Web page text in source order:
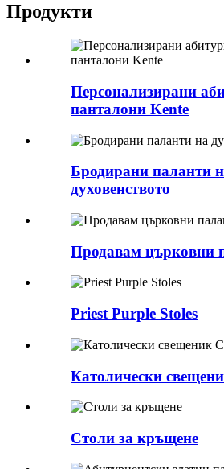
Продукти
Персонализирани
панталони Kente
Бродирани паланти
духовенството
Продавам църковни
Priest Purple Stoles
Католически
Столи за кръщене